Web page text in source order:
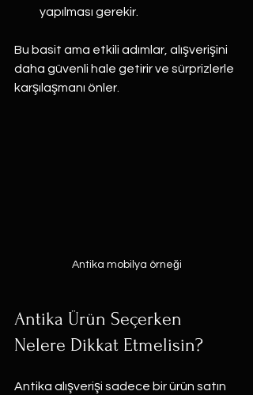
yapılması gerekir.
Bu basit ama etkili adımlar, alışverişini
daha güvenli hale getirir ve sürprizlerle
karşılaşmanı önler.
Antika mobilya örneği
Antika Ürün Seçerken
Nelere Dikkat Etmelisin?
Antika alışverişi sadece bir ürün satın